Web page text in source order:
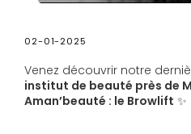
02-01-2025
Venez découvrir notre
institut de beauté près de
Aman’beauté : le Browlift ✨